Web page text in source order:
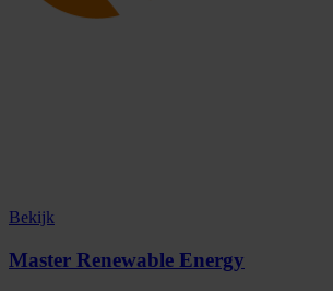
Bekijk
Master Renewable Energy